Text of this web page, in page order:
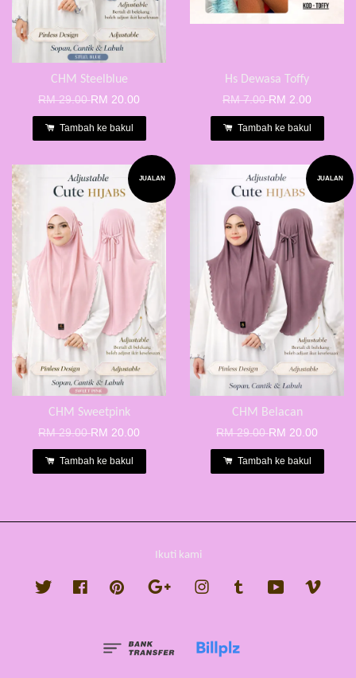
CHM Steelblue
RM 29.00RM 20.00
Tambah ke bakul
Hs Dewasa Toffy
RM 7.00RM 2.00
Tambah ke bakul
JUALAN
CHM Sweetpink
RM 29.00RM 20.00
Tambah ke bakul
JUALAN
CHM Belacan
RM 29.00RM 20.00
Tambah ke bakul
Ikuti kami
Twitter FacebookPinterest Google InstagramTumblr YouTube